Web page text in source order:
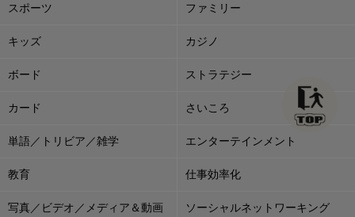
スポーツ ファミリー
キッズ カジノ
ボード ストラテジー
カード さいころ
単語／トリビア／雑学 エンターテインメント
教育 仕事効率化
写真／ビデオ／メディア＆動画 ソーシャルネットワーキング